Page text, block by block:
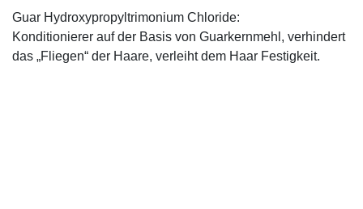
Guar Hydroxypropyltrimonium Chloride:
Konditionierer auf der Basis von Guarkernmehl, verhindert
das „Fliegen“ der Haare, verleiht dem Haar Festigkeit.